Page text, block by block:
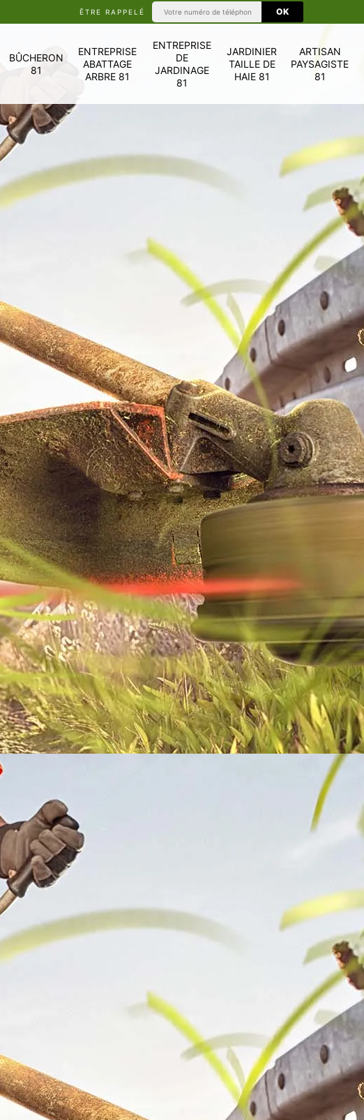
ÊTRE RAPPELÉ
BÛCHERON
81
ENTREPRISE
ABATTAGE
ARBRE 81
ENTREPRISE
DE
JARDINAGE
81
JARDINIER
TAILLE DE
HAIE 81
ARTISAN
PAYSAGISTE
81